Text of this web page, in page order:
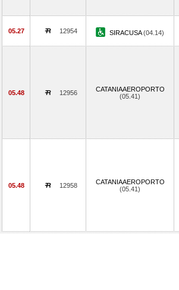
05.27 12954 SIRACUSA(04.14)
05.48 12956
CATANIAAEROPORTO
(05.41)
05.48 12958
CATANIAAEROPORTO
(05.41)